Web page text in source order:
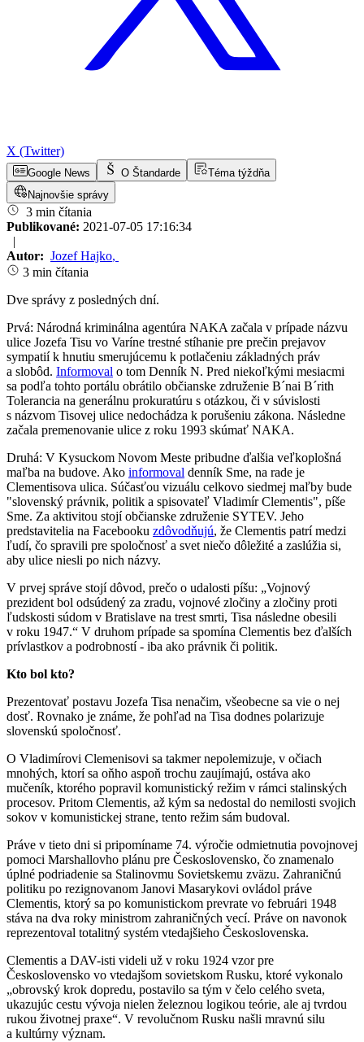
X (Twitter)
Google News O Štandarde
Téma týždňa
Najnovšie správy
3 min čítania
Publikované: 2021-07-05 17:16:34
|
Autor: Jozef Hajko,
3 min čítania
Dve správy z posledných dní.
Prvá: Národná kriminálna agentúra NAKA začala v prípade názvu
ulice Jozefa Tisu vo Varíne trestné stíhanie pre prečin prejavov
sympatií k hnutiu smerujúcemu k potlačeniu základných práv
a slobôd. Informoval o tom Denník N. Pred niekoľkými mesiacmi
sa podľa tohto portálu obrátilo občianske združenie B´nai B´rith
Tolerancia na generálnu prokuratúru s otázkou, či v súvislosti
s názvom Tisovej ulice nedochádza k porušeniu zákona. Následne
začala premenovanie ulice z roku 1993 skúmať NAKA.
Druhá: V Kysuckom Novom Meste pribudne ďalšia veľkoplošná
maľba na budove. Ako informoval denník Sme, na rade je
Clementisova ulica. Súčasťou vizuálu celkovo siedmej maľby bude
"slovenský právnik, politik a spisovateľ Vladimír Clementis", píše
Sme. Za aktivitou stojí občianske združenie SYTEV. Jeho
predstavitelia na Facebooku zdôvodňujú, že Clementis patrí medzi
ľudí, čo spravili pre spoločnosť a svet niečo dôležité a zaslúžia si,
aby ulice niesli po nich názvy.
V prvej správe stojí dôvod, prečo o udalosti píšu: „Vojnový
prezident bol odsúdený za zradu, vojnové zločiny a zločiny proti
ľudskosti súdom v Bratislave na trest smrti, Tisa následne obesili
v roku 1947.“ V druhom prípade sa spomína Clementis bez ďalších
prívlastkov a podrobností - iba ako právnik či politik.
Kto bol kto?
Prezentovať postavu Jozefa Tisa nenačim, všeobecne sa vie o nej
dosť. Rovnako je známe, že pohľad na Tisa dodnes polarizuje
slovenskú spoločnosť.
O Vladimírovi Clemenisovi sa takmer nepolemizuje, v očiach
mnohých, ktorí sa oňho aspoň trochu zaujímajú, ostáva ako
mučeník, ktorého popravil komunistický režim v rámci stalinských
procesov. Pritom Clementis, až kým sa nedostal do nemilosti svojich
sokov v komunistickej strane, tento režim sám budoval.
Práve v tieto dni si pripomíname 74. výročie odmietnutia povojnovej
pomoci Marshallovho plánu pre Československo, čo znamenalo
úplné podriadenie sa Stalinovmu Sovietskemu zväzu. Zahraničnú
politiku po rezignovanom Janovi Masarykovi ovládol práve
Clementis, ktorý sa po komunistickom prevrate vo februári 1948
stáva na dva roky ministrom zahraničných vecí. Práve on navonok
reprezentoval totalitný systém vtedajšieho Československa.
Clementis a DAV-isti videli už v roku 1924 vzor pre
Československo vo vtedajšom sovietskom Rusku, ktoré vykonalo
„obrovský krok dopredu, postavilo sa tým v čelo celého sveta,
ukazujúc cestu vývoja nielen železnou logikou teórie, ale aj tvrdou
rukou životnej praxe“. V revolučnom Rusku našli mravnú silu
a kultúrny význam.